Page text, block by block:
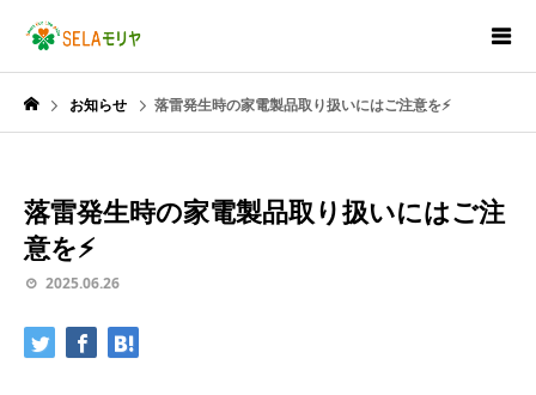
お知らせ 落雷発生時の家電製品取り扱いにはご注意を⚡
落雷発生時の家電製品取り扱いにはご注
意を⚡
2025.06.26